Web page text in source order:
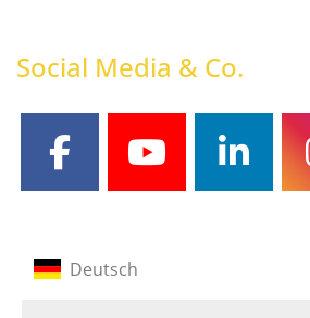
Social Media & Co.
facebookyoutube
Deutsch